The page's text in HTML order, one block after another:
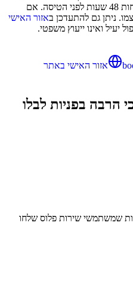
בתשלום סמלי, ורצוי לבצע לפחות 48 שעות לפני הטיסה. אם
ניתן גם להתעדכן באזור האישי
יעיל ואינו ייעוץ משפטי.
אזור האישי באתר
הרבה בפניות לבלו
שמשתמשי שירות פלוס שלחו